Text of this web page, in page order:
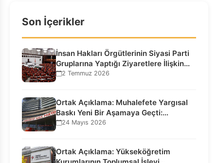
Son İçerikler
İnsan Hakları Örgütlerinin Siyasi Parti
Gruplarına Yaptığı Ziyaretlere İlişkin
Bilgilendirme…
2 Temmuz 2026
Ortak Açıklama: Muhalefete Yargısal
Baskı Yeni Bir Aşamaya Geçti:
Seçilmiş…
24 Mayıs 2026
Ortak Açıklama: Yükseköğretim